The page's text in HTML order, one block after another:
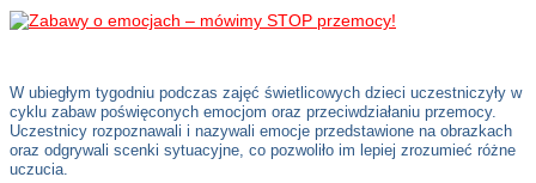
W ubiegłym tygodniu podczas zajęć świetlicowych dzieci uczestniczyły w
cyklu zabaw poświęconych emocjom oraz przeciwdziałaniu przemocy.
Uczestnicy rozpoznawali i nazywali emocje przedstawione na obrazkach
oraz odgrywali scenki sytuacyjne, co pozwoliło im lepiej zrozumieć różne
uczucia.